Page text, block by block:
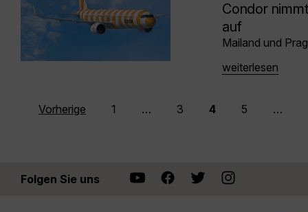
Condor
auf
Mailand und
weiterlesen
Vorherige 1 … 3 4 5 …
Folgen Sie uns